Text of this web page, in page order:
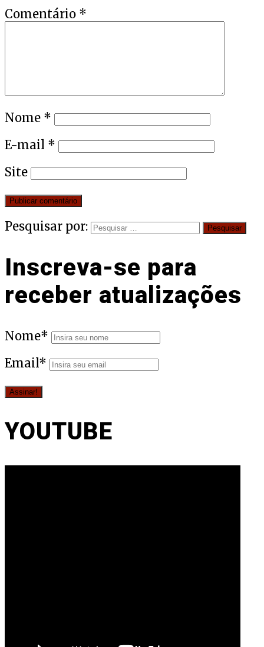
Comentário *
Nome *
E-mail *
Site
Pesquisar por:
Inscreva-se para
receber atualizações
Nome*
Email*
YOUTUBE